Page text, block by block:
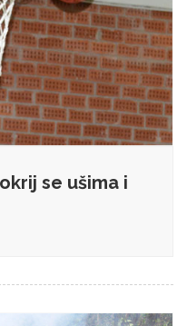
se ušima i